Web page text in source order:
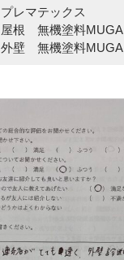
プレマテックス
屋根 無機塗料MUGA
外壁 無機塗料MUGA